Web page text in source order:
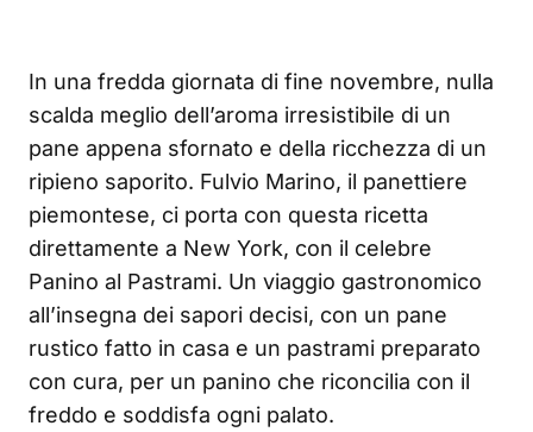
In una fredda giornata di fine novembre, nulla
scalda meglio dell’aroma irresistibile di un
pane appena sfornato e della ricchezza di un
ripieno saporito. Fulvio Marino, il panettiere
piemontese, ci porta con questa ricetta
direttamente a New York, con il celebre
Panino al Pastrami. Un viaggio gastronomico
all’insegna dei sapori decisi, con un pane
rustico fatto in casa e un pastrami preparato
con cura, per un panino che riconcilia con il
freddo e soddisfa ogni palato.